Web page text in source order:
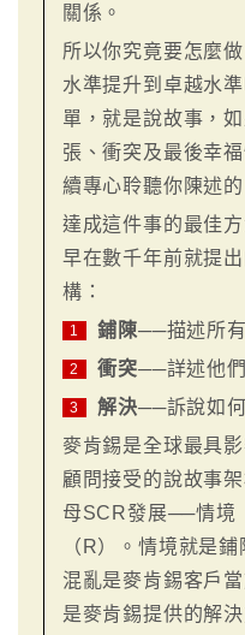
關係。
所以你究竟要怎麼
水準提升到卓越水
單，就是說故事，
張、衝突及最後幸
續專心聆聽你陳述的
達成這件事的最佳
早在數千年前就提
構：
1 鋪陳──描述所
2 衝突──詳述他
3 解決──訴說如
麥肯錫是全球最具
顧問接受的說故事
母SCR發展──情境
（R）。情境就是
混亂是麥肯錫客戶
是麥肯錫提供的解決